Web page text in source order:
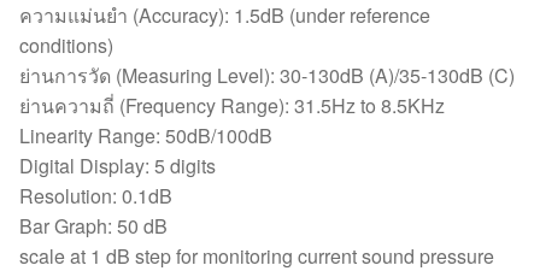
ความแม่นยำ (Accuracy): 1.5dB (under reference
conditions)
ย่านการวัด (Measuring Level): 30-130dB (A)/35-130dB (C)
ย่านความถี่ (Frequency Range): 31.5Hz to 8.5KHz
Linearity Range: 50dB/100dB
Digital Display: 5 digits
Resolution: 0.1dB
Bar Graph: 50 dB
scale at 1 dB step for monitoring current sound pressure